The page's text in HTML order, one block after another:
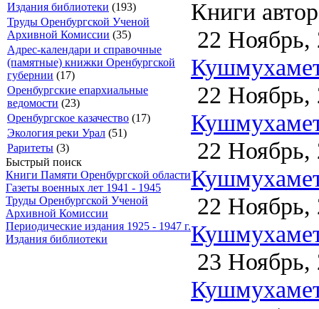
Издания библиотеки (193)
Труды Оренбургской Ученой
Архивной Комиссии (35)
Адрес-календари и справочные
(памятные) книжки Оренбургской
губернии (17)
Оренбургские епархиальные
ведомости (23)
Оренбургское казачество (17)
Экология реки Урал (51)
Раритеты (3)
Быстрый поиск
Книги Памяти Оренбургской области
Газеты военных лет 1941 - 1945
Труды Оренбургской Ученой
Архивной Комиссии
Периодические издания 1925 - 1947 г.
Издания библиотеки
Книги
22 Ноябрь,
22 Ноябрь,
22 Ноябрь,
22 Ноябрь,
23 Ноябрь,